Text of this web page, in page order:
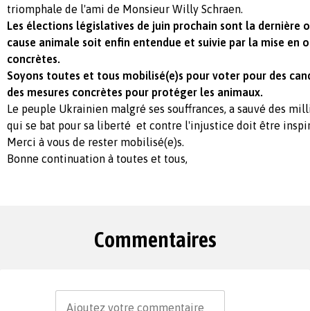
triomphale de l'ami de Monsieur Willy Schraen.
Les élections législatives de juin prochain sont la dernière
cause animale soit enfin entendue et suivie par la mise en
concrètes.
Soyons toutes et tous mobilisé(e)s pour voter pour des
des mesures concrètes pour protéger les animaux.
Le peuple Ukrainien malgré ses souffrances, a sauvé des
qui se bat pour sa liberté et contre l'injustice doit être
Merci à vous de rester mobilisé(e)s.
Bonne continuation à toutes et tous,
Commentaires